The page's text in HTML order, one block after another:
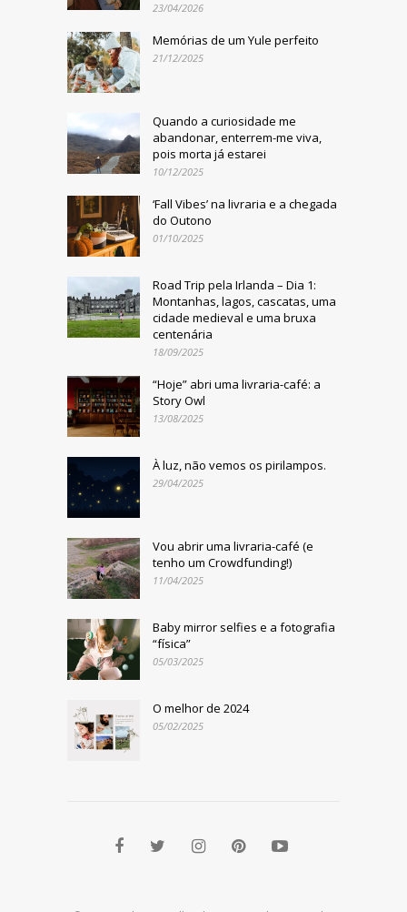
23/04/2026
Memórias de um Yule perfeito
21/12/2025
Quando a curiosidade me
abandonar, enterrem-me viva,
pois morta já estarei
10/12/2025
‘Fall Vibes’ na livraria e a chegada
do Outono
01/10/2025
Road Trip pela Irlanda – Dia 1:
Montanhas, lagos, cascatas, uma
cidade medieval e uma bruxa
centenária
18/09/2025
“Hoje” abri uma livraria-café: a
Story Owl
13/08/2025
À luz, não vemos os pirilampos.
29/04/2025
Vou abrir uma livraria-café (e
tenho um Crowdfunding!)
11/04/2025
Baby mirror selfies e a fotografia
“física”
05/03/2025
O melhor de 2024
05/02/2025